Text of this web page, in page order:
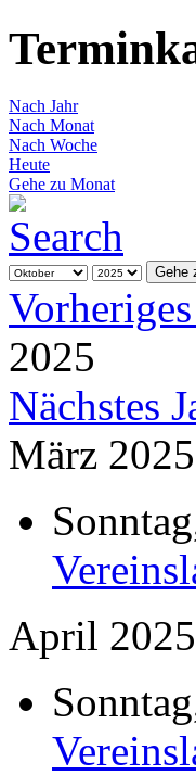
Nach Jahr
Nach Monat
Nach Woche
Heute
Gehe zu Monat
Gehe
2025
Nächstes
März 2025
April 2025